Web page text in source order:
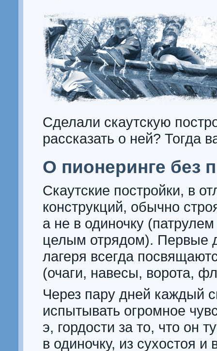
Сделали скаутскую
рассказать о ней? Тогда
О пионеринге без
Скаутские постройки, в
конструкций, обычно
а не в одиночку
целым отрядом). Первые
лагеря всегда
(очаги, навесы, ворота,
Через пару дней каждый
испытывать огромное
э, гордости за то, что он
в одиночку, из сухостоя и